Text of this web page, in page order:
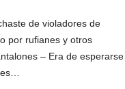
de violadores de
por rufianes y otros
– Era de esperarse